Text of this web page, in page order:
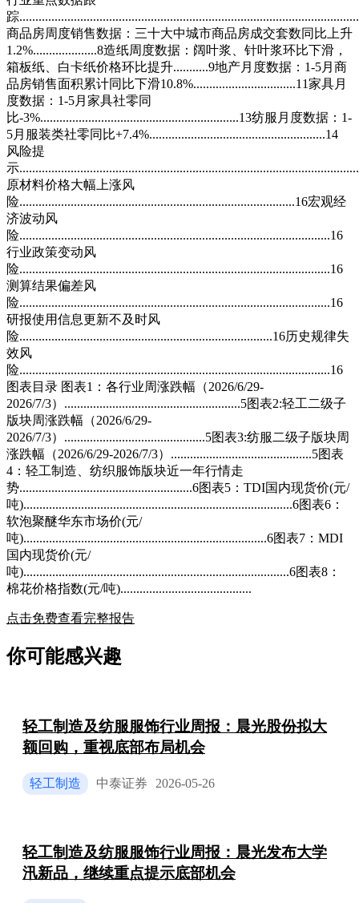
踪
商品房周度销售数据：三十大中城市商品房成交套数同比上升
1.2%....................8造纸周度数据：阔叶浆、针叶浆环比下滑，
箱板纸、白卡纸价格环比提升...........9地产月度数据：1-5月商
品房销售面积累计同比下滑10.8%................................11家具月
度数据：1-5月家具社零同
比-3%..............................................................13纺服月度数据：1-
5月服装类社零同比+7.4%.......................................................14
风险提
示
原材料价格大幅上涨风
险......................................................................................16宏观经
济波动风
险.................................................................................................16
行业政策变动风
险.................................................................................................16
测算结果偏差风
险.................................................................................................16
研报使用信息更新不及时风
险...............................................................................16历史规律失
效风
险.................................................................................................16
图表目录 图表1：各行业周涨跌幅（2026/6/29-
2026/7/3）.......................................................5图表2:轻工二级子
版块周涨跌幅（2026/6/29-
2026/7/3）............................................5图表3:纺服二级子版块周
涨跌幅（2026/6/29-2026/7/3）............................................5图表
4：轻工制造、纺织服饰版块近一年行情走
势......................................................6图表5：TDI国内现货价(元/
吨)....................................................................................6图表6：
软泡聚醚华东市场价(元/
吨)............................................................................6图表7：MDI
国内现货价(元/
吨)...................................................................................6图表8：
棉花价格指数(元/吨).........................................
点击免费查看完整报告
你可能感兴趣
轻工制造及纺服服饰行业周报：晨光股份拟大
额回购，重视底部布局机会
轻工制造 中泰证券 2026-05-26
轻工制造及纺服服饰行业周报：晨光发布大学
汛新品，继续重点提示底部机会